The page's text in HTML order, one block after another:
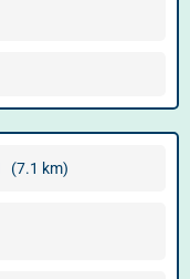
(7.1 km)